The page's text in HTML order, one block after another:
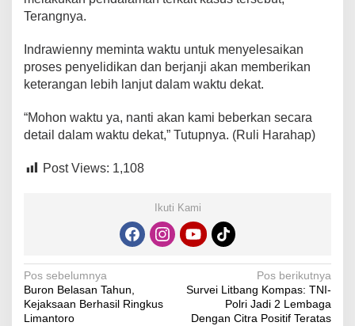
Terangnya.
Indrawienny meminta waktu untuk menyelesaikan
proses penyelidikan dan berjanji akan memberikan
keterangan lebih lanjut dalam waktu dekat.
“Mohon waktu ya, nanti akan kami beberkan secara
detail dalam waktu dekat,” Tutupnya. (Ruli Harahap)
Post Views: 1,108
Ikuti Kami
Navigasi
pos
Pos sebelumnya
Buron Belasan Tahun,
Kejaksaan Berhasil Ringkus
Limantoro
Pos berikutnya
Survei Litbang Kompas: TNI-
Polri Jadi 2 Lembaga
Dengan Citra Positif Teratas